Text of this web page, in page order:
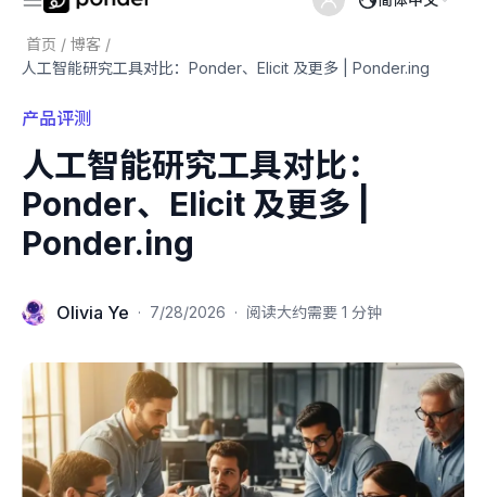
首页 / 博客 /
人工智能研究工具对比：Ponder、Elicit 及更多 | Ponder.ing
产品评测
人工智能研究工具对比：
Ponder、Elicit 及更多 |
Ponder.ing
Olivia Ye · 7/28/2026 · 阅读大约需要 1 分钟